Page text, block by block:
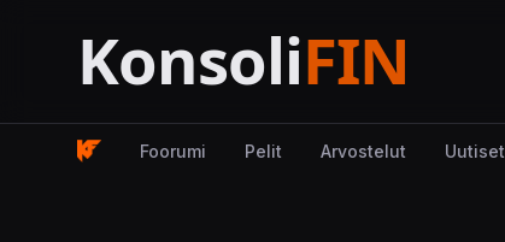
Foorumi Pelit Arvostelut Uutiset